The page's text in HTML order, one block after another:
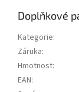
Doplňkové
Kategorie:
Záruka:
Hmotnost:
EAN: